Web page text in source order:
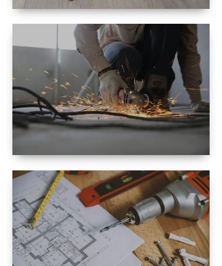
TAILLE
PETITE À
GRANDE
RÉNOVATION
ESPACE
RÉNOVATION
INTÉRIEURE ET
EXTÉRIEURE